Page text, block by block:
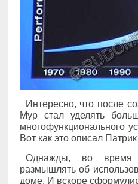
Интересно, что после
Мур стал уделять
многофункционального
Вот как это описал
Однажды, во время
размышлять об
доме. И вскоре